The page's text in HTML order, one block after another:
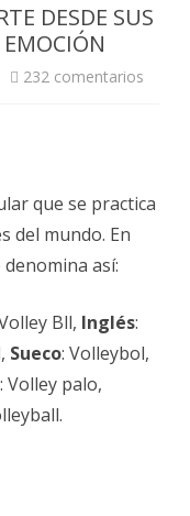
DESDE SUS
232 comentarios
que se practica
del mundo. En
así:
Bll, Inglés:
Sueco: Volleybol,
: Volley palo,